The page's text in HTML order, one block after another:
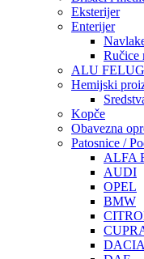
Eksterijer
Enterijer
Ručice
ALU
Hemijski
Kopče
Obavezna
Patosnice /
ALFA
AUDI
OPEL
BMW